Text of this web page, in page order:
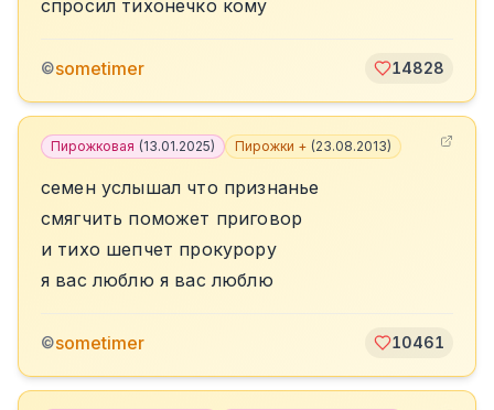
спросил тихонечко кому
©sometimer 14828
Пирожковая (13.01.2025) Пирожки + (23.08.2013)
семен услышал что признанье
смягчить поможет приговор
и тихо шепчет прокурору
я вас люблю я вас люблю
©sometimer 10461